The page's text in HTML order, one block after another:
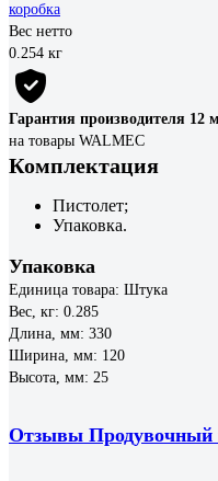
коробка
Вес нетто
0.254 кг
Гарантия производителя 12
на товары WALMEC
Комплектация
Пистолет;
Упаковка.
Упаковка
Единица товара: Штука
Вес, кг: 0.285
Длина, мм: 330
Ширина, мм: 120
Высота, мм: 25
Отзывы Продувочный